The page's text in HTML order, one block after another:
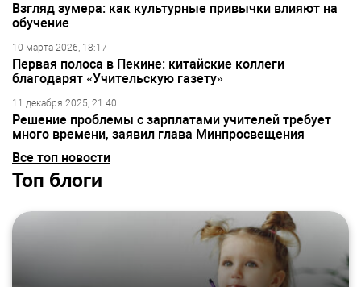
Взгляд зумера: как культурные привычки влияют на
обучение
10 марта 2026, 18:17
Первая полоса в Пекине: китайские коллеги
благодарят «Учительскую газету»
11 декабря 2025, 21:40
Решение проблемы с зарплатами учителей требует
много времени, заявил глава Минпросвещения
Все топ новости
Топ блоги